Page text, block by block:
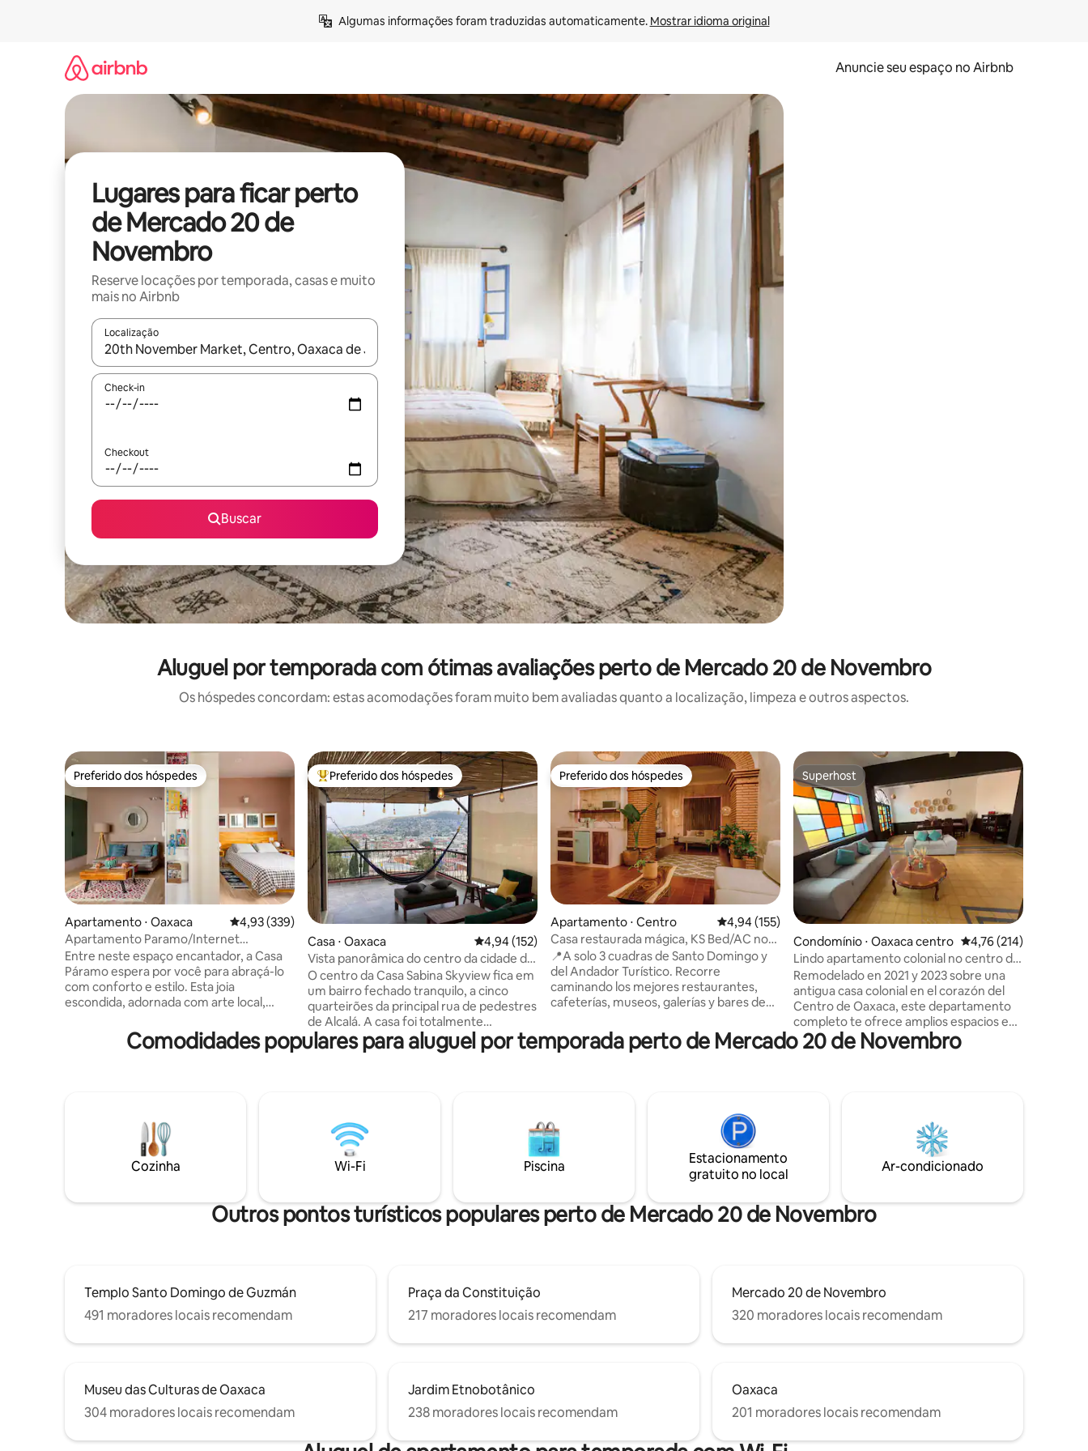
Algumas informações foram traduzidas automaticamente. Mostrar idioma original
Anuncie seu espaço no Airbnb
Lugares para ficar perto
de Mercado 20 de
Novembro
Reserve locações por temporada, casas e muito
mais no Airbnb
Localização
Quando os resultados estiverem disponíveis, explore-os usando as seta para cima e para baixo do teclado ou tocando e deslizando o dedo na tela.
Check-in
Checkout
Buscar
Aluguel por temporada com ótimas avaliações perto de Mercado 20 de Novembro
Os hóspedes concordam: estas acomodações foram muito bem avaliadas quanto a localização, limpeza e outros aspectos.
Preferido dos hóspedes
Preferido dos hóspedes
Apartamento ⋅ Oaxaca 4,93 de uma avaliação média de 5, 339 avaliações
4,93 (339)
Apartamento Paramo/Internet
rápida/Design/Conforto/Equipado
Entre neste espaço encantador, a Casa
Páramo espera por você para abraçá-lo
com conforto e estilo. Esta joia
escondida, adornada com arte local,
minutos de carro ou 20 minutos a pé
você, criando um cenário espetacular
para seus momentos de relaxamento.
Transforme a Casa Páramo em seu
refúgio pessoal. Reserve sua fatia do
Entre os melhores preferidos dos hóspedes
Preferido dos hóspedes
Casa ⋅ Oaxaca 4,94 de uma avaliação média de 5, 152 avaliações
4,94 (152)
Vista panorâmica do centro da cidade de
Casa Sabina
O centro da Casa Sabina Skyview fica em
um bairro fechado tranquilo, a cinco
quarteirões da principal rua de pedestres
de Alcalá. A casa foi totalmente
remodelada em 2021. Existem dois
quartos com camas queen size e
certa, poderá ver Monte Albán. Nossa
apreciação de Oaxaca brilha através de
todos os murais e alebrijes de artistas
locais. Até breve!
Preferido dos hóspedes
Preferido dos hóspedes
Apartamento ⋅ Centro 4,94 de uma avaliação média de 5, 155 avaliações
4,94 (155)
Casa restaurada mágica, KS Bed/AC no
coração de Oaxaca
📍A solo 3 cuadras de Santo Domingo y
del Andador Turístico. Recorre
caminando los mejores restaurantes,
cafeterías, museos, galerías y bares de
fusiona diseño contemporáneo con la
esencia oaxaqueña. ✔ Cama King Size
comodidad, diseño y una ubicación
privilegiada para descubrir la ciudad a pie,
nos vemos pronto en Oaxaca. ✨
Superhost
Superhost
Condomínio ⋅ Oaxaca centro 4,76 de uma avaliação
4,76 (214)
Lindo apartamento colonial no centro de
Oax
Remodelado en 2021 y 2023 sobre una
antigua casa colonial en el corazón del
Centro de Oaxaca, este departamento
completo te ofrece amplios espacios en
4 habitaciones, sala comedor, cocina
integral, 2 baños completos, balcón,
mercado de artesanías. A 3 cuadras del
Zócalo y a 5 cuadras de Santo Domingo.
Cuenta con estacionamiento gratuito a
Comodidades populares para aluguel por temporada perto de Mercado 20 de Novembro
Cozinha Wi-Fi Piscina
Estacionamento
gratuito no local
Ar-condicionado
Outros pontos turísticos populares perto de Mercado 20 de Novembro
Templo Santo Domingo de Guzmán
491 moradores locais recomendam
Praça da Constituição
217 moradores locais recomendam
Mercado 20 de Novembro
320 moradores locais recomendam
Museu das Culturas de Oaxaca
304 moradores locais recomendam
Jardim Etnobotânico
238 moradores locais recomendam
Oaxaca
201 moradores locais recomendam